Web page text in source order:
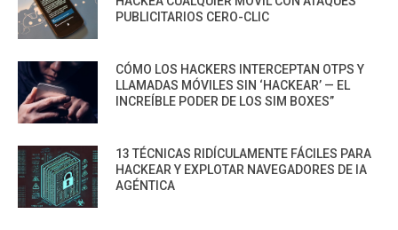
PUBLICITARIOS CERO-CLIC
CÓMO LOS HACKERS INTERCEPTAN OTPS Y
LLAMADAS MÓVILES SIN ‘HACKEAR’ — EL
INCREÍBLE PODER DE LOS SIM BOXES”
13 TÉCNICAS RIDÍCULAMENTE FÁCILES PARA
HACKEAR Y EXPLOTAR NAVEGADORES DE IA
AGÉNTICA